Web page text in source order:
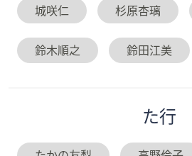
城咲仁 杉原杏璃
鈴木順之 鈴田江美
た行